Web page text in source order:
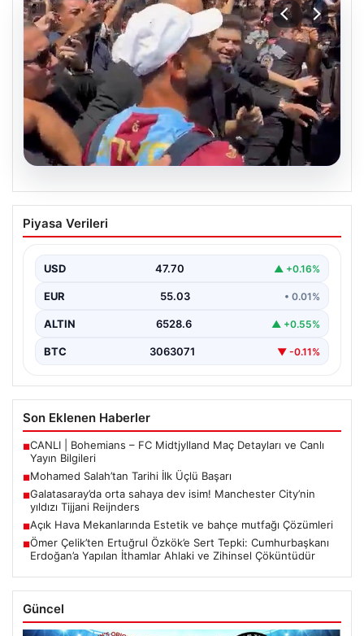
05.08.2026
Mohamed Salah’tan Tarihi İlk Üçlü
Başarı
önemli bir dönüm noktasına imza attı. Takımının
hücum…
Piyasa Verileri
USD 47.70 ▲ +0.16%
EUR 55.03 • 0.01%
ALTIN 6528.6 ▲ +0.55%
BTC 3063071 ▼ -0.11%
Son Eklenen Haberler
■CANLI | Bohemians – FC Midtjylland Maç Detayları ve Canlı
Yayın Bilgileri
■Mohamed Salah’tan Tarihi İlk Üçlü Başarı
■Galatasaray’da orta sahaya dev isim! Manchester City’nin
yıldızı Tijjani Reijnders
■Açık Hava Mekanlarında Estetik ve bahçe mutfağı Çözümleri
■Ömer Çelik’ten Ertuğrul Özkök’e Sert Tepki: Cumhurbaşkanı
Erdoğan’a Yapılan İthamlar Ahlaki ve Zihinsel Çöküntüdür
Güncel